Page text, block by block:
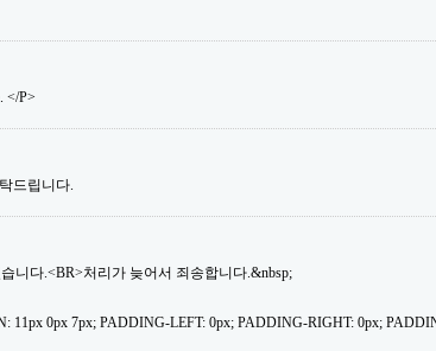
</P>
드립니다.
니다.<BR>처리가 늦어서 죄송합니다.&nbsp;
11px 0px 7px; PADDING-LEFT: 0px; PADDING-RIGHT: 0px;